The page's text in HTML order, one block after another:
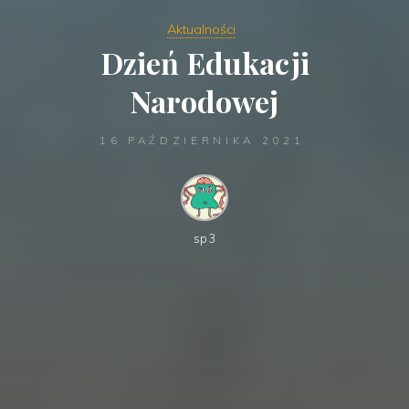
Aktualności
Dzień Edukacji
Narodowej
16 PAŹDZIERNIKA 2021
sp3